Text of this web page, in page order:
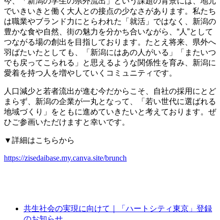
でいきいきと働く大人との接点の少なさがあります。私たち
は職業やブランド力にとらわれた「就活」ではなく、新潟の
豊かな食や自然、街の魅力を分かち合いながら、“人”として
つながる場の創出を目指しております。たとえ将来、県外へ
羽ばたいたとしても、「新潟にはあの人がいる」「またいつ
でも戻ってこられる」と思えるような関係性を育み、新潟に
愛着を持つ人を増やしていくコミュニティです。
人口減少と若者流出が進む今だからこそ、自社の採用にとど
まらず、新潟の企業が一丸となって、「若い世代に選ばれる
地域づくり」をともに進めていきたいと考えております。ぜ
ひご参画いただけますと幸いです。
▼詳細はこちらから
https://zisedaibase.my.canva.site/brunch
共生社会の実現に向けて｜「ハートシティ東京」登録